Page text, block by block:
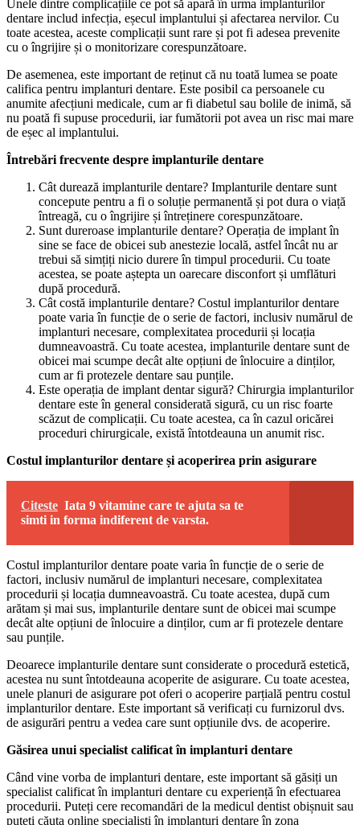
Unele dintre complicațiile ce pot să apară în urma implanturilor
dentare includ infecția, eșecul implantului și afectarea nervilor. Cu
toate acestea, aceste complicații sunt rare și pot fi adesea prevenite
cu o îngrijire și o monitorizare corespunzătoare.
De asemenea, este important de reținut că nu toată lumea se poate
califica pentru implanturi dentare. Este posibil ca persoanele cu
anumite afecțiuni medicale, cum ar fi diabetul sau bolile de inimă, să
nu poată fi supuse procedurii, iar fumătorii pot avea un risc mai mare
de eșec al implantului.
Întrebări frecvente despre implanturile dentare
Cât durează implanturile dentare? Implanturile dentare sunt
concepute pentru a fi o soluție permanentă și pot dura o viață
întreagă, cu o îngrijire și întreținere corespunzătoare.
Sunt dureroase implanturile dentare? Operația de implant în
sine se face de obicei sub anestezie locală, astfel încât nu ar
trebui să simțiți nicio durere în timpul procedurii. Cu toate
acestea, se poate aștepta un oarecare disconfort și umflături
după procedură.
Cât costă implanturile dentare? Costul implanturilor dentare
poate varia în funcție de o serie de factori, inclusiv numărul de
implanturi necesare, complexitatea procedurii și locația
dumneavoastră. Cu toate acestea, implanturile dentare sunt de
obicei mai scumpe decât alte opțiuni de înlocuire a dinților,
cum ar fi protezele dentare sau punțile.
Este operația de implant dentar sigură? Chirurgia implanturilor
dentare este în general considerată sigură, cu un risc foarte
scăzut de complicații. Cu toate acestea, ca în cazul oricărei
proceduri chirurgicale, există întotdeauna un anumit risc.
Costul implanturilor dentare și acoperirea prin asigurare
Citeste Iata 9 vitamine care te ajuta sa te
simti in forma indiferent de varsta.
Costul implanturilor dentare poate varia în funcție de o serie de
factori, inclusiv numărul de implanturi necesare, complexitatea
procedurii și locația dumneavoastră. Cu toate acestea, după cum
arătam și mai sus, implanturile dentare sunt de obicei mai scumpe
decât alte opțiuni de înlocuire a dinților, cum ar fi protezele dentare
sau punțile.
Deoarece implanturile dentare sunt considerate o procedură estetică,
acestea nu sunt întotdeauna acoperite de asigurare. Cu toate acestea,
unele planuri de asigurare pot oferi o acoperire parțială pentru costul
implanturilor dentare. Este important să verificați cu furnizorul dvs.
de asigurări pentru a vedea care sunt opțiunile dvs. de acoperire.
Găsirea unui specialist calificat în implanturi dentare
Când vine vorba de implanturi dentare, este important să găsiți un
specialist calificat în implanturi dentare cu experiență în efectuarea
procedurii. Puteți cere recomandări de la medicul dentist obișnuit sau
puteți căuta online specialiști în implanturi dentare în zona